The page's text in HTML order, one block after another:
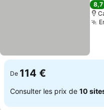
8,7
De 114 €
Consulter les prix de 10